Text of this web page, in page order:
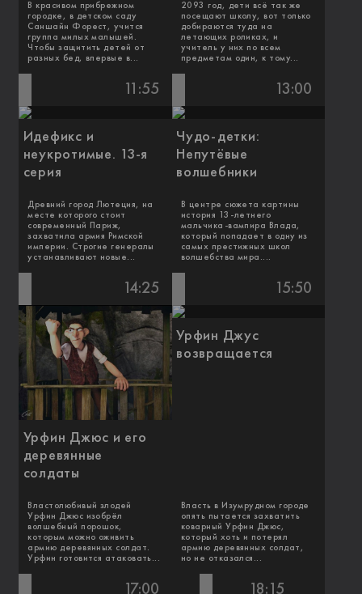
В красивом прибрежном
городке, в детском саду
Саншайн Форест, учится
группа милых малышей.
Чтобы защитить детей от
разных бед, впервые в...
2093 год, дети всё так же
посещают школу, вот только
добираются туда на
летающих роликах, и
учитель у них по всем
предметам один, к тому...
11:55
Идефикс и
неукротимые. 13-я
серия
Древний город Лютеция, на
месте которого стоит
современный Париж,
захватила армия Римской
империи. Строгие генералы
устанавливают новые...
13:00
Чудо-детки:
Непутёвые
волшебники
В центре сюжета картины
история 13-летнего
мальчика-вампира Влада,
который попадает в одну из
самых престижных школ
волшебства мира....
14:25
Урфин Джюс и его
деревянные
солдаты
Властолюбивый злодей
Урфин Джюс изобрёл
волшебный порошок,
которым можно оживить
армию деревянных солдат.
Урфин готовится атаковать...
15:50
Урфин Джус
возвращается
Власть в Изумрудном городе
опять пытается захватить
коварный Урфин Джюс,
который хоть и потерял
армию деревянных солдат,
но не отказался...
17:00 18:15